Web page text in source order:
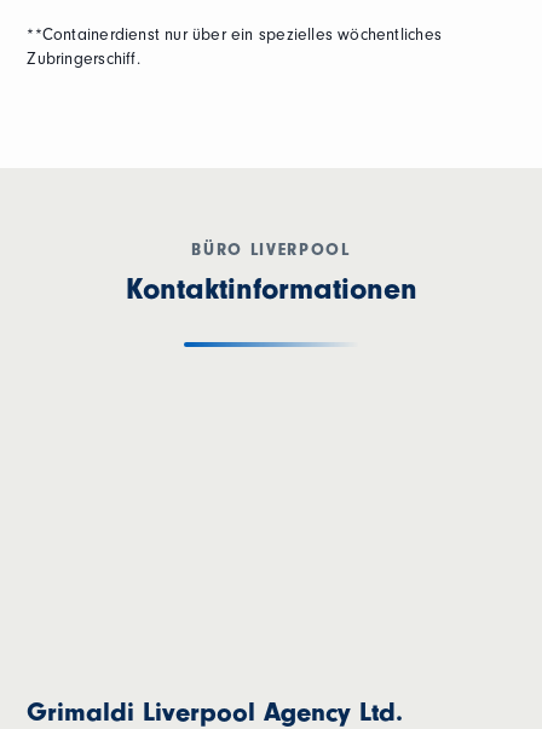
**Containerdienst nur über ein spezielles wöchentliches
Zubringerschiff.
BÜRO LIVERPOOL
Kontaktinformationen
Grimaldi Liverpool Agency Ltd.